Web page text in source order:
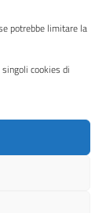
potrebbe limitare la
cookies di